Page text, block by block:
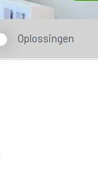
Oplossingen